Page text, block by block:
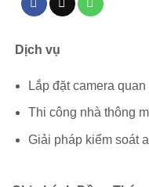
Dịch vụ
Lắp đặt camera quan
Thi công nhà thông
Giải pháp kiểm soát